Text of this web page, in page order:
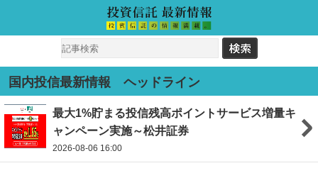
国内投信最新情報 ヘッドライン
最大1%貯まる投信残高ポイントサービス増量キ
ャンペーン実施～松井証券
2026-08-06 16:00